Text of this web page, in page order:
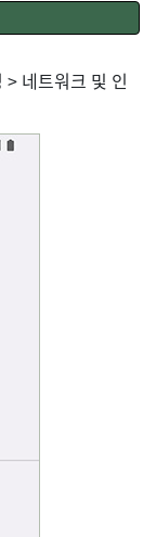
네트워크 및 인